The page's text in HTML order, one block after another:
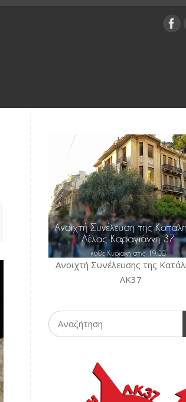
Ανοιχτή Συνέλευσης της
ΛΚ37